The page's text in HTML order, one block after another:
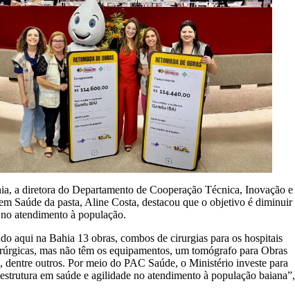
a diretora do Departamento de Cooperação Técnica, Inovação e
Saúde da pasta, Aline Costa, destacou que o objetivo é diminuir
atendimento à população.
aqui na Bahia 13 obras, combos de cirurgias para os hospitais
mas não têm os equipamentos, um tomógrafo para Obras
dentre outros. Por meio do PAC Saúde, o Ministério investe para
em saúde e agilidade no atendimento à população baiana”,